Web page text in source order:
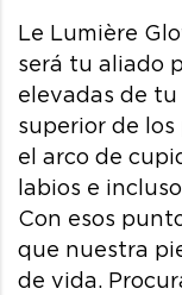
Le Lumière
será tu aliado
elevadas de
superior de
el arco de
labios e
Con esos
que nuestra
de vida.